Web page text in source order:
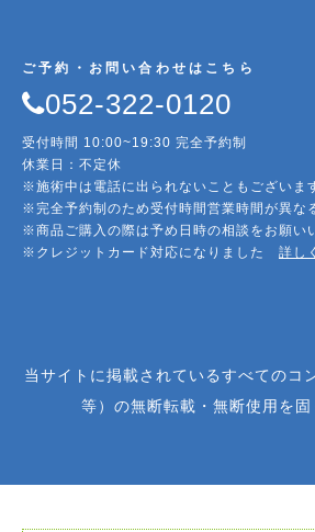
ご予約・お問い合わせはこちら
052-322-0120
受付時間 10:00~19:30 完全予約制
休業日：不定休
※施術中は電話に出られないこともございま
※完全予約制のため受付時間営業時間が異な
※商品ご購入の際は予め日時の相談をお願い
※クレジットカード対応になりました 詳し
当サイトに掲載されているすべてのコ
等）の無断転載・無断使用を固